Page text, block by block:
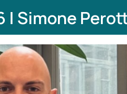
| Simone